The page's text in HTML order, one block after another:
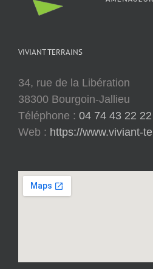
VIVIANT TERRAINS
34, rue de la Libération
38300 Bourgoin-Jallieu
Téléphone : 04 74 43 22 22
Web : https://www.viviant-